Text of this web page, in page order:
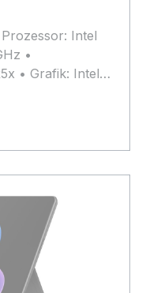
Intel
•
• Grafik: Intel
SSD
Multi-Touch,
IR